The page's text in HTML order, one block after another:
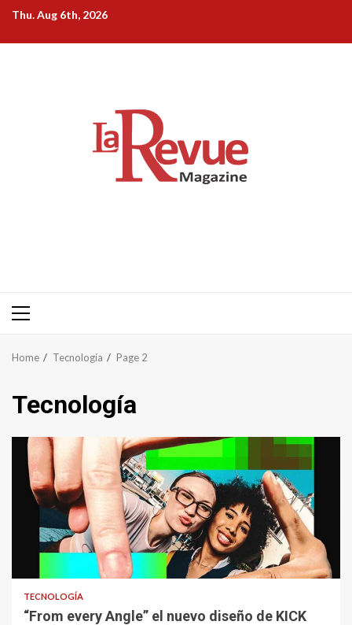
Skip
content
Thu. Aug 6th, 2026
Primary
Home Tecnología Page 2
Tecnología
TECNOLOGÍA
“From every Angle” el nuevo diseño de KICK